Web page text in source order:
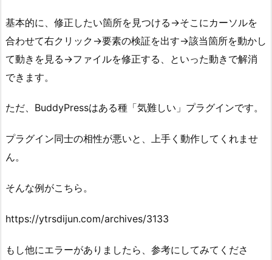
基本的に、修正したい箇所を見つける→そこにカーソルを
合わせて右クリック→要素の検証を出す→該当箇所を動かし
て動きを見る→ファイルを修正する、といった動きで解消
できます。
ただ、BuddyPressはある種「気難しい」プラグインです。
プラグイン同士の相性が悪いと、上手く動作してくれませ
ん。
そんな例がこちら。
https://ytrsdijun.com/archives/3133
もし他にエラーがありましたら、参考にしてみてくださ